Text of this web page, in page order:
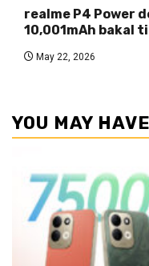
realme P4 Power
10,001mAh bakal
May 22, 2026
YOU MAY